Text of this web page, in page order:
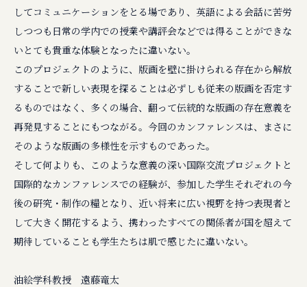
してコミュニケーションをとる場であり、英語による会話に苦労
しつつも日常の学内での授業や講評会などでは得ることができな
いとても貴重な体験となったに違いない。
このプロジェクトのように、版画を壁に掛けられる存在から解放
することで新しい表現を探ることは必ずしも従来の版画を否定す
るものではなく、多くの場合、翻って伝統的な版画の存在意義を
再発見することにもつながる。今回のカンファレンスは、まさに
そのような版画の多様性を示すものであった。
そして何よりも、このような意義の深い国際交流プロジェクトと
国際的なカンファレンスでの経験が、参加した学生それぞれの今
後の研究・制作の糧となり、近い将来に広い視野を持つ表現者と
して大きく開花するよう、携わったすべての関係者が国を超えて
期待していることも学生たちは肌で感じたに違いない。
油絵学科教授 遠藤竜太